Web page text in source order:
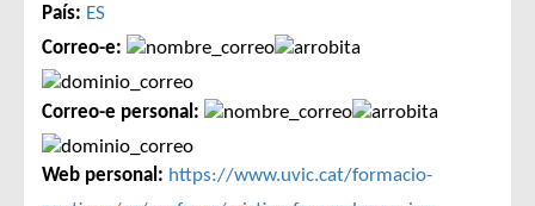
País: ES
Correo-e:
Correo-e personal:
Web personal: https://www.uvic.cat/formacio-